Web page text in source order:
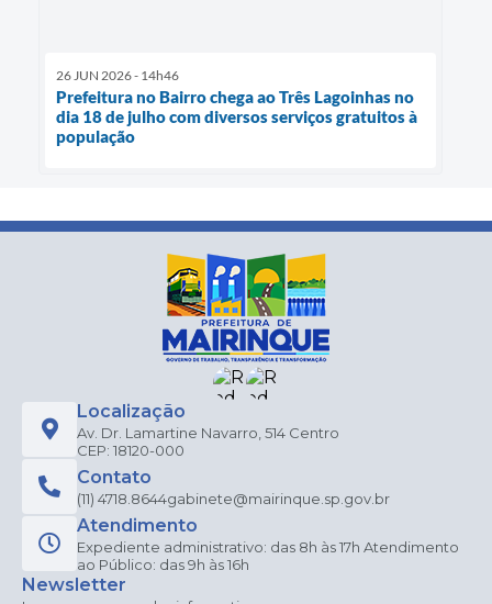
26 JUN 2026 - 14h46
Prefeitura no Bairro chega ao Três Lagoinhas no
dia 18 de julho com diversos serviços gratuitos à
população
Localização
Av. Dr. Lamartine Navarro, 514 Centro
CEP: 18120-000
Contato
(11) 4718.8644gabinete@mairinque.sp.gov.br
Atendimento
Expediente administrativo: das 8h às 17h Atendimento
ao Público: das 9h às 16h
Newsletter